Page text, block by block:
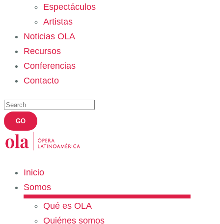
Espectáculos
Artistas
Noticias OLA
Recursos
Conferencias
Contacto
Inicio
Somos
Qué es OLA
Quiénes somos